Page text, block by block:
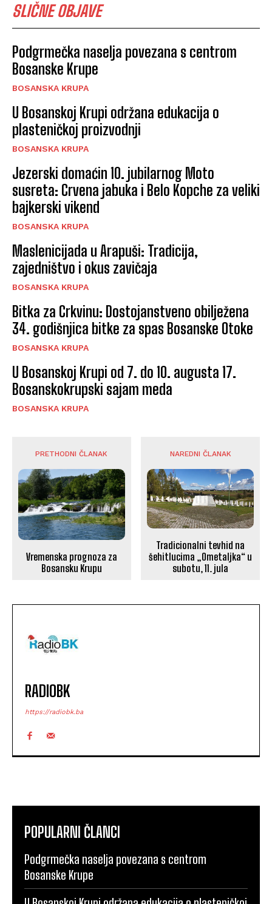
SLIČNE OBJAVE
Podgrmečka naselja povezana s centrom
Bosanske Krupe
BOSANSKA KRUPA
U Bosanskoj Krupi održana edukacija o
plasteničkoj proizvodnji
BOSANSKA KRUPA
Jezerski domaćin 10. jubilarnog Moto
susreta: Crvena jabuka i Belo Kopche za veliki
bajkerski vikend
BOSANSKA KRUPA
Maslenicijada u Arapuši: Tradicija,
zajedništvo i okus zavičaja
BOSANSKA KRUPA
Bitka za Crkvinu: Dostojanstveno obilježena
34. godišnjica bitke za spas Bosanske Otoke
BOSANSKA KRUPA
U Bosanskoj Krupi od 7. do 10. augusta 17.
Bosanskokrupski sajam meda
BOSANSKA KRUPA
PRETHODNI ČLANAK
Vremenska prognoza za
Bosansku Krupu
NAREDNI ČLANAK
Tradicionalni tevhid na
šehitlucima „Ometaljka“ u
subotu, 11. jula
RADIOBK
https://radiobk.ba
POPULARNI ČLANCI
Podgrmečka naselja povezana s centrom
Bosanske Krupe